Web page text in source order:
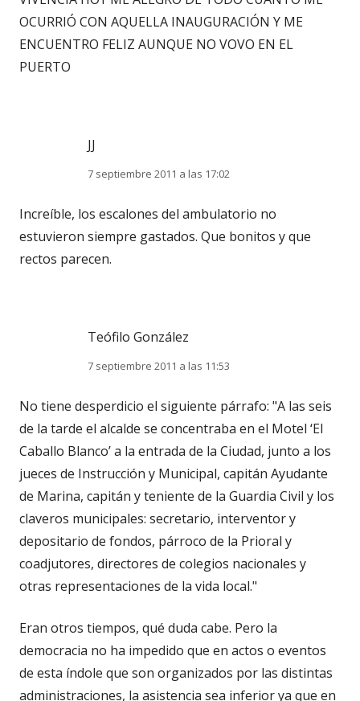
OCURRIÓ CON AQUELLA INAUGURACIÓN Y ME
ENCUENTRO FELIZ AUNQUE NO VOVO EN EL
PUERTO
JJ
7 septiembre 2011 a las 17:02
Increíble, los escalones del ambulatorio no
estuvieron siempre gastados. Que bonitos y que
rectos parecen.
Teófilo González
7 septiembre 2011 a las 11:53
No tiene desperdicio el siguiente párrafo: "A las seis
de la tarde el alcalde se concentraba en el Motel ‘El
Caballo Blanco’ a la entrada de la Ciudad, junto a los
jueces de Instrucción y Municipal, capitán Ayudante
de Marina, capitán y teniente de la Guardia Civil y los
claveros municipales: secretario, interventor y
depositario de fondos, párroco de la Prioral y
coadjutores, directores de colegios nacionales y
otras representaciones de la vida local."
Eran otros tiempos, qué duda cabe. Pero la
democracia no ha impedido que en actos o eventos
de esta índole que son organizados por las distintas
administraciones, la asistencia sea inferior ya que en